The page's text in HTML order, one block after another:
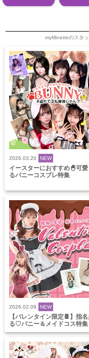
myMinetteのスタ
2026.03.20 NEW
イースターにおすすめ🐣可
るバニーコスプレ特集
2026.02.09 NEW
【バレンタイン限定🍫】指
る♡バニー＆メイドコス特集